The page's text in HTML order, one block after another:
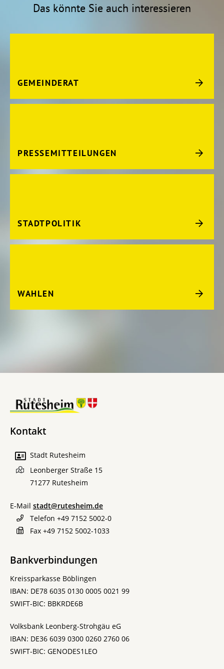
Das könnte Sie auch interessieren
GEMEINDERAT
PRESSEMITTEILUNGEN
STADTPOLITIK
WAHLEN
Kontakt
Stadt Rutesheim
Leonberger Straße 15
71277 Rutesheim
E-Mail stadt@rutesheim.de
Telefon +49 7152 5002-0
Fax +49 7152 5002-1033
Bankverbindungen
Kreissparkasse Böblingen
IBAN: DE78 6035 0130 0005 0021 99
SWIFT-BIC: BBKRDE6B
Volksbank Leonberg-Strohgäu eG
IBAN: DE36 6039 0300 0260 2760 06
SWIFT-BIC: GENODES1LEO